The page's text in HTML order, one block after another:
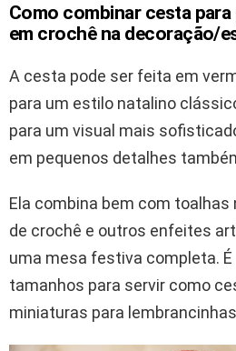
Como combinar cesta
em crochê na decoração/
A cesta pode ser feita em
para um estilo natalino
para um visual mais
em pequenos detalhes
Ela combina bem com
de crochê e outros enfeites
uma mesa festiva completa.
tamanhos para servir como
miniaturas para